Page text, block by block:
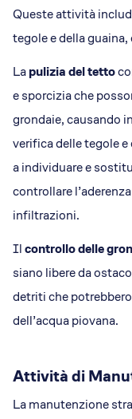
Queste attività
tegole e della
Lapulizia del tetto
e sporcizia che
grondaie, causando
verifica delle tegole
a individuare e
controllare
infiltrazioni​.
Ilcontrollo delle
siano libere da
detriti che
dell’acqua piovana.
Attività di
La manutenzione